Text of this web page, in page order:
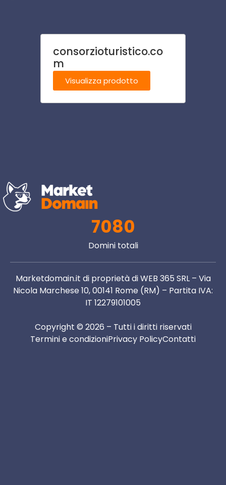
consorzioturistico.co
m
Visualizza prodotto
7080
Domini totali
Marketdomain.it di proprietà di WEB 365 SRL – Via
Nicola Marchese 10, 00141 Rome (RM) – Partita IVA:
IT 12279101005
Copyright © 2026 – Tutti i diritti riservati
Termini e condizioniPrivacy PolicyContatti